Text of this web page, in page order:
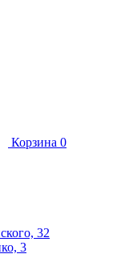
Корзина 0
32
3